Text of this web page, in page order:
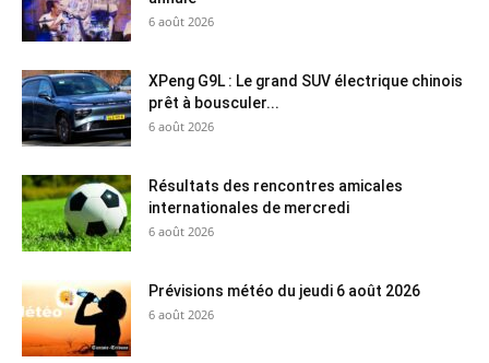
6 août 2026
XPeng G9L : Le grand SUV électrique chinois
prêt à bousculer...
6 août 2026
Résultats des rencontres amicales
internationales de mercredi
6 août 2026
Prévisions météo du jeudi 6 août 2026
6 août 2026